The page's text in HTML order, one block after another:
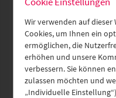
Technische Informatik
Website
Wir verwenden auf
Cookies, um Ihnen ein
ermöglichen, die
erhöhen und unsere
verbessern. Sie können
zulassen möchten und
„Individuelle